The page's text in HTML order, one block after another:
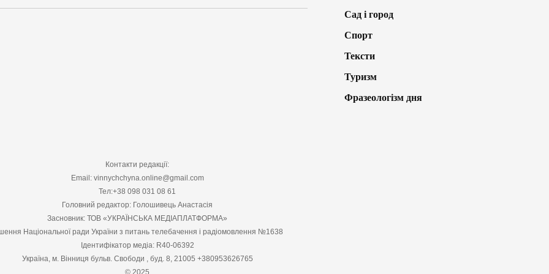
Сад і город
Спорт
Тексти
Туризм
Фразеологізм дня
Контакти редакції:
Email: vinnychchyna.online@gmail.com
Тел:+38 098 031 08 61
Головний редактор: Голошивець Анастасія
Засновник: ТОВ «УКРАЇНСЬКА МЕДІАПЛАТФОРМА»
Національної ради України з питань телебачення і радіомовлення №1638
Ідентифікатор медіа: R40-06392
Україна, м. Вінниця бульв. Свободи , буд. 8, 21005 +380953626765